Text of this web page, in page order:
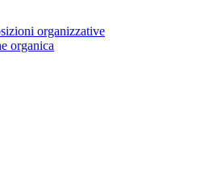
organizzative
organica